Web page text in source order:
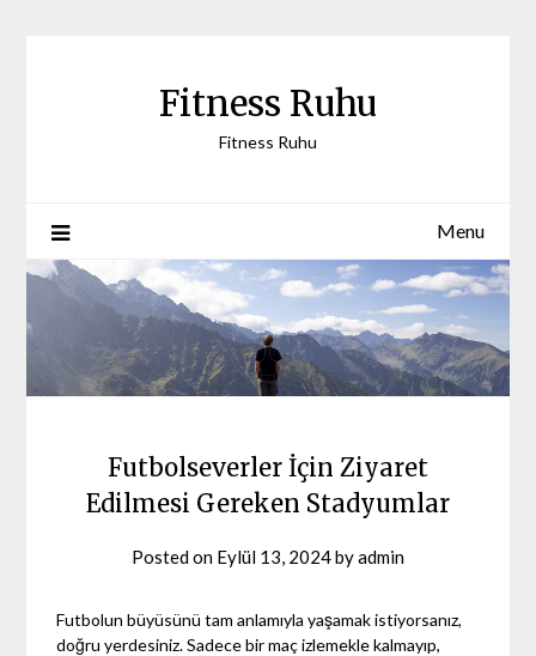
Fitness Ruhu
Fitness Ruhu
Menu
Futbolseverler İçin Ziyaret
Edilmesi Gereken Stadyumlar
Posted on Eylül 13, 2024byadmin
Futbolun büyüsünü tam anlamıyla yaşamak istiyorsanız,
doğru yerdesiniz. Sadece bir maç izlemekle kalmayıp,